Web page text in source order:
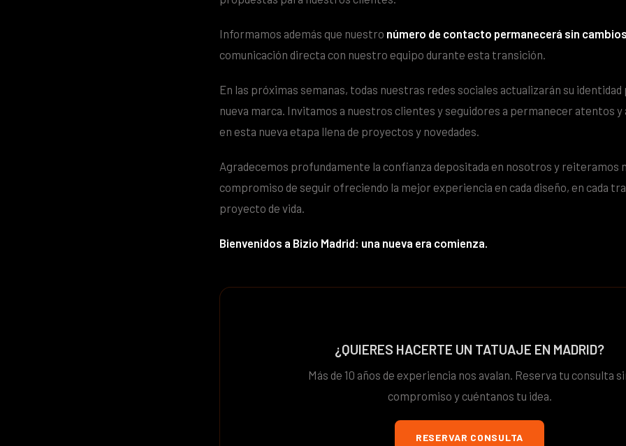
Informamos además que nuestro número de contacto permanecerá sin
comunicación directa con nuestro equipo durante esta transición.
En las próximas semanas, todas nuestras redes sociales actualizarán su
nueva marca. Invitamos a nuestros clientes y seguidores a permanecer atentos y
en esta nueva etapa llena de proyectos y novedades.
Agradecemos profundamente la confianza depositada en nosotros y reiteramos
compromiso de seguir ofreciendo la mejor experiencia en cada diseño, en cada
proyecto de vida.
Bienvenidos a Bizio Madrid: una nueva era comienza.
¿QUIERES HACERTE UN TATUAJE EN MADRID?
Más de 10 años de experiencia nos avalan. Reserva tu consulta
compromiso y cuéntanos tu idea.
RESERVAR CONSULTA